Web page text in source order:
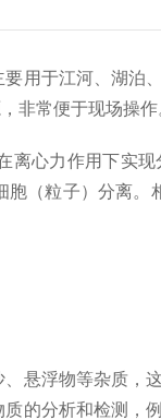
用于江河、湖泊
非常便于现场操作
力作用下实
（粒子）分离
浮物等杂质，
的分析和检测